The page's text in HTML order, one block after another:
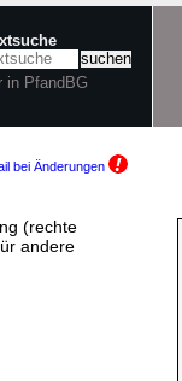
in PfandBG
bei Änderungen
(rechte
andere